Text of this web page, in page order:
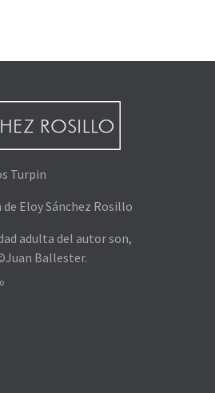
Turpin
Eloy Sánchez Rosillo
adulta del autor son,
Ballester.